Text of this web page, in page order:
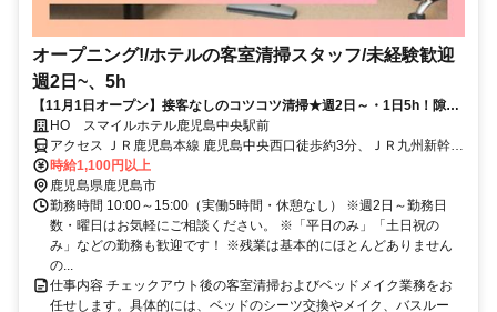
オープニング!/ホテルの客室清掃スタッフ/未経験歓迎
週2日~、5h
【11月1日オープン】接客なしのコツコツ清掃★週2日～・1日5h！隙間
時間で扶養内OK
HO スマイルホテル鹿児島中央駅前
アクセス ＪＲ鹿児島本線 鹿児島中央西口徒歩約3分、ＪＲ九州新幹線
鹿児島中央西口徒歩約3分、ＪＲ指宿枕崎線 鹿児島中央西口徒歩約3
分
時給1,100円以上
鹿児島県鹿児島市
勤務時間 10:00～15:00（実働5時間・休憩なし） ※週2日～勤務日
数・曜日はお気軽にご相談ください。 ※「平日のみ」「土日祝の
み」などの勤務も歓迎です！ ※残業は基本的にほとんどありません
の...
仕事内容 チェックアウト後の客室清掃およびベッドメイク業務をお
任せします。具体的には、ベッドのシーツ交換やメイク、バスルー